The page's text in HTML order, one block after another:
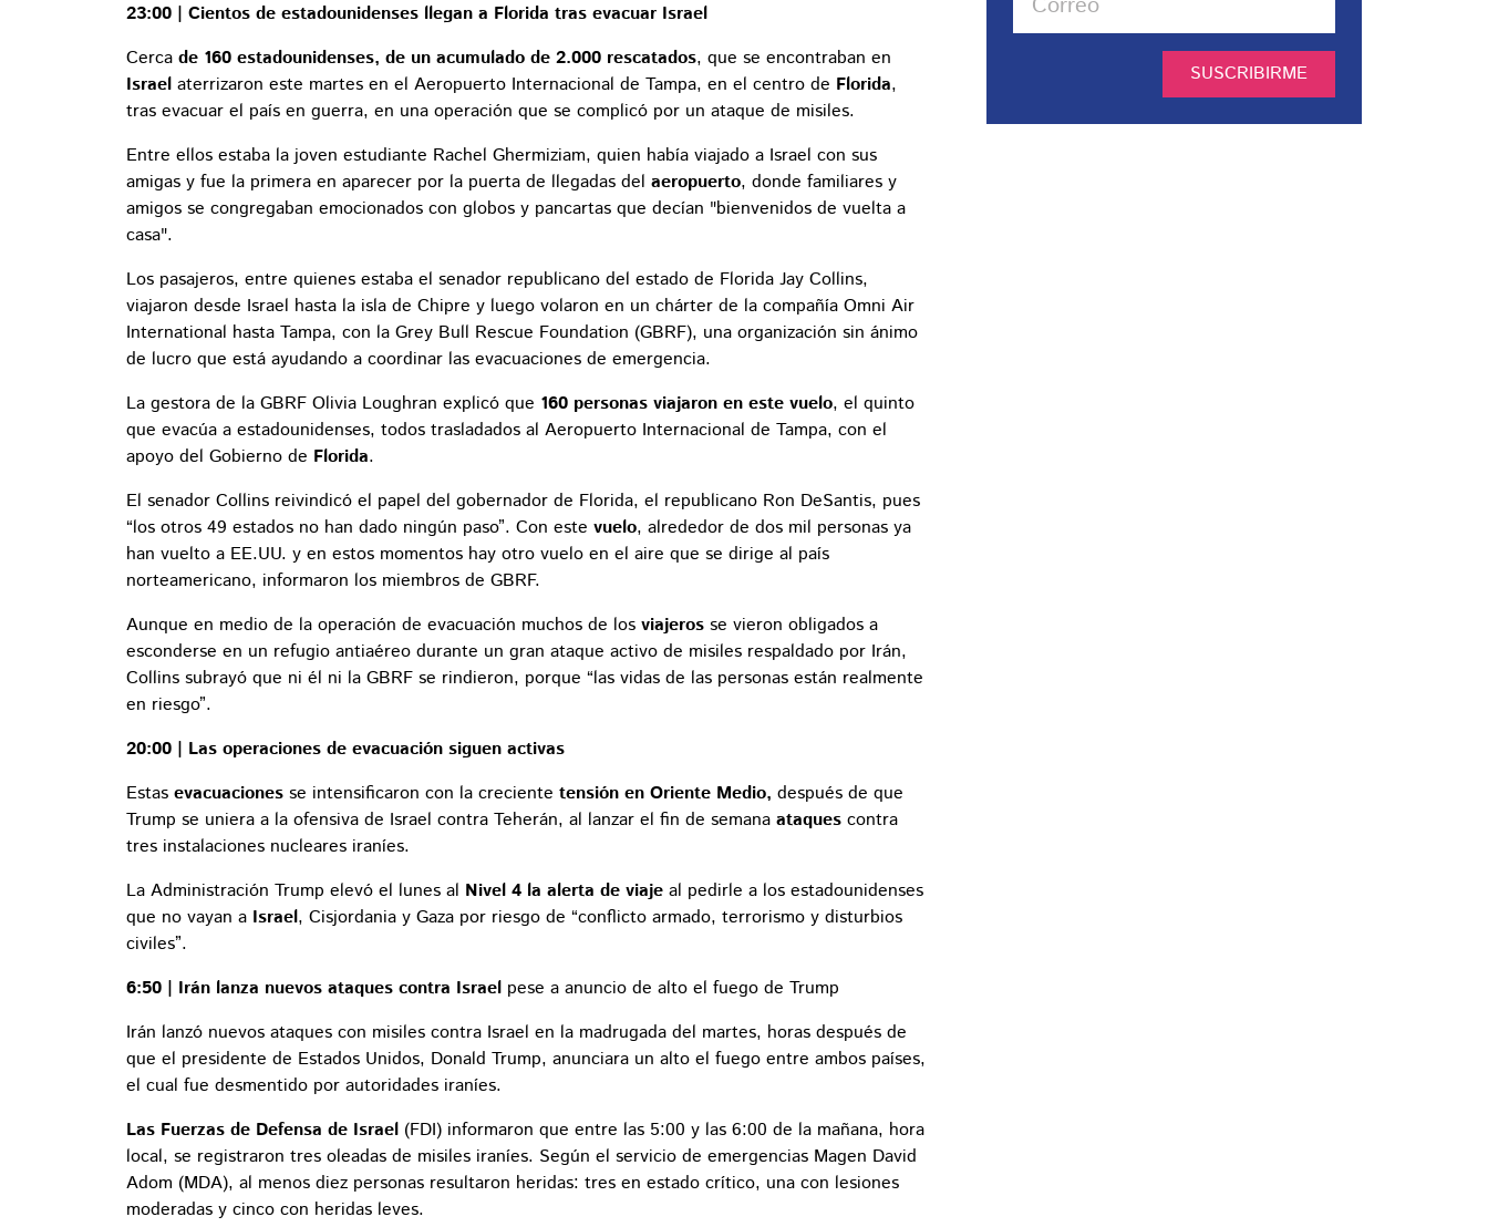
23:00 | Cientos de estadounidenses llegan a Florida tras evacuar Israel
Cerca de 160 estadounidenses, de un acumulado de 2.000 rescatados, que se encontraban en
Israel aterrizaron este martes en el Aeropuerto Internacional de Tampa, en el centro de Florida,
tras evacuar el país en guerra, en una operación que se complicó por un ataque de misiles.
Entre ellos estaba la joven estudiante Rachel Ghermiziam, quien había viajado a Israel con sus
amigas y fue la primera en aparecer por la puerta de llegadas del aeropuerto, donde familiares y
amigos se congregaban emocionados con globos y pancartas que decían "bienvenidos de vuelta a
casa".
Los pasajeros, entre quienes estaba el senador republicano del estado de Florida Jay Collins,
viajaron desde Israel hasta la isla de Chipre y luego volaron en un chárter de la compañía Omni Air
International hasta Tampa, con la Grey Bull Rescue Foundation (GBRF), una organización sin ánimo
de lucro que está ayudando a coordinar las evacuaciones de emergencia.
La gestora de la GBRF Olivia Loughran explicó que 160 personas viajaron en este vuelo, el quinto
que evacúa a estadounidenses, todos trasladados al Aeropuerto Internacional de Tampa, con el
apoyo del Gobierno de Florida.
El senador Collins reivindicó el papel del gobernador de Florida, el republicano Ron DeSantis, pues
“los otros 49 estados no han dado ningún paso”. Con este vuelo, alrededor de dos mil personas ya
han vuelto a EE.UU. y en estos momentos hay otro vuelo en el aire que se dirige al país
norteamericano, informaron los miembros de GBRF.
Aunque en medio de la operación de evacuación muchos de los viajeros se vieron obligados a
esconderse en un refugio antiaéreo durante un gran ataque activo de misiles respaldado por Irán,
Collins subrayó que ni él ni la GBRF se rindieron, porque “las vidas de las personas están realmente
en riesgo”.
20:00 | Las operaciones de evacuación siguen activas
Estas evacuaciones se intensificaron con la creciente tensión en Oriente Medio, después de que
Trump se uniera a la ofensiva de Israel contra Teherán, al lanzar el fin de semana ataques contra
tres instalaciones nucleares iraníes.
La Administración Trump elevó el lunes al Nivel 4 la alerta de viaje al pedirle a los estadounidenses
que no vayan a Israel, Cisjordania y Gaza por riesgo de “conflicto armado, terrorismo y disturbios
civiles”.
6:50 | Irán lanza nuevos ataques contra Israel pese a anuncio de alto el fuego de Trump
Irán lanzó nuevos ataques con misiles contra Israel en la madrugada del martes, horas después de
que el presidente de Estados Unidos, Donald Trump, anunciara un alto el fuego entre ambos países,
el cual fue desmentido por autoridades iraníes.
Las Fuerzas de Defensa de Israel (FDI) informaron que entre las 5:00 y las 6:00 de la mañana, hora
local, se registraron tres oleadas de misiles iraníes. Según el servicio de emergencias Magen David
Adom (MDA), al menos diez personas resultaron heridas: tres en estado crítico, una con lesiones
moderadas y cinco con heridas leves.
SUSCRIBIRME